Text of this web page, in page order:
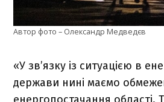
Автор фото – Олександр Медведєв
«У зв’язку із ситуацією в
держави нині маємо